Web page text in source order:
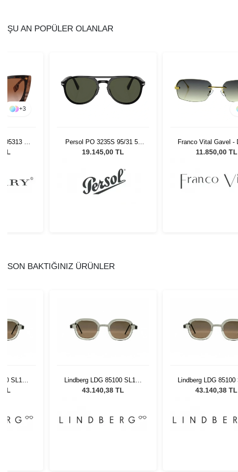
ŞU AN POPÜLER OLANLAR
+3
54
TL
Persol PO 3235S 95/31 55
Unisex Güneş Gözlüğü
19.145,00 TL
Franco Vital Gavel -
Unisex Güneş
11.850,00 TL
SON BAKTIĞINIZ ÜRÜNLER
SL125
TL
Lindberg LDG 85100 SL125
AL29 45
43.140,38 TL
Lindberg LDG 85100
AL29 45
43.140,38 TL